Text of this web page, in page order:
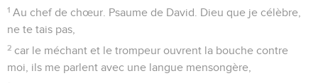
1 Au chef de chœur. Psaume de David. Dieu que je célèbre,
ne te tais pas,
2 car le méchant et le trompeur ouvrent la bouche contre
moi, ils me parlent avec une langue mensongère,